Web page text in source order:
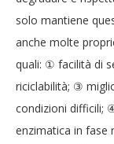
solo mantiene
anche molte
quali: ① facilità di
riciclabilità; ③
condizioni difficili;
enzimatica in fase